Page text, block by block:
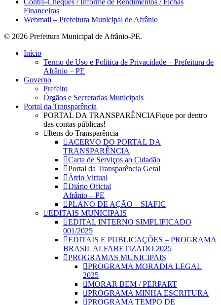
Contra-Cheques / Informe de Rendimentos / Fichas
Financeiras
Webmail – Prefeitura Municipal de Afrânio
© 2026 Prefeitura Municipal de Afrânio-PE.
Close
Início
Termo de Uso e Política de Privacidade – Prefeitura de
Afrânio – PE
Governo
Prefeito
Órgãos e Secretarias Municipais
Portal da Transparência
PORTAL DA TRANSPARÊNCIAFique por dentro
das contas públicas!
Itens do Transparência
ACERVO DO PORTAL DA
TRANSPARÊNCIA
Carta de Serviços ao Cidadão
Portal da Transparência Geral
Átrio Virtual
Diário Oficial
Afrânio – PE
PLANO DE AÇÃO – SIAFIC
EDITAIS MUNICIPAIS
EDITAL INTERNO SIMPLIFICADO
001/2025
EDITAIS E PUBLICAÇÕES – PROGRAMA
BRASIL ALFABETIZADO 2025
PROGRAMAS MUNICIPAIS
PROGRAMA MORADIA LEGAL
2025
MORAR BEM / PERPART
PROGRAMA MINHA ESCRITURA
PROGRAMA TEMPO DE